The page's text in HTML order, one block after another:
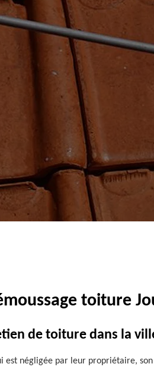
toiture
de toiture dans la
est négligée par leur propriétaire,